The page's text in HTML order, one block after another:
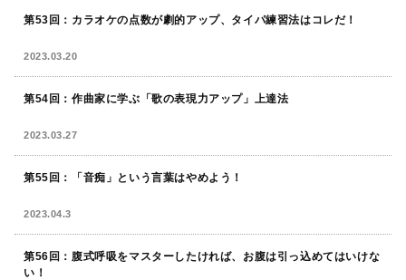
第53回：カラオケの点数が劇的アップ、タイパ練習法はコレだ！
2023.03.20
第54回：作曲家に学ぶ「歌の表現力アップ」上達法
2023.03.27
第55回：「音痴」という言葉はやめよう！
2023.04.3
第56回：腹式呼吸をマスターしたければ、お腹は引っ込めてはいけな
い！